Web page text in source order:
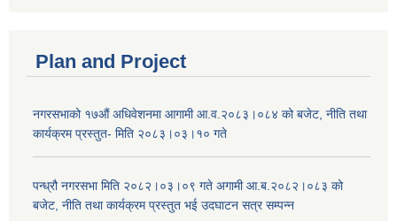
Plan and Project
नगरसभाको १७औं अधिवेशनमा आगामी आ.व.२०८३।०८४ को बजेट, नीति तथा
कार्यक्रम प्रस्तुत- मिति २०८३।०३।१० गते
पन्ध्रौ नगरसभा मिति २०८२।०३।०९ गते अगामी आ.ब.२०८२।०८३ को
बजेट, नीति तथा कार्यक्रम प्रस्तुत भई उदघाटन सत्र सम्पन्न